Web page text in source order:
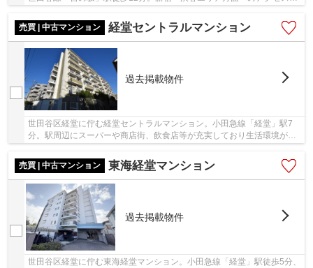
売買 | 中古マンション
経堂セントラルマンション
過去掲載物件
世田谷区経堂に佇む経堂セントラルマンション。小田急線「経堂」駅7
分。駅周辺にスーパーや商店街、飲食店等が充実しており生活環境が整
売買 | 中古マンション
東海経堂マンション
過去掲載物件
世田谷区経堂に佇む東海経堂マンション。小田急線「経堂」駅徒歩5分、